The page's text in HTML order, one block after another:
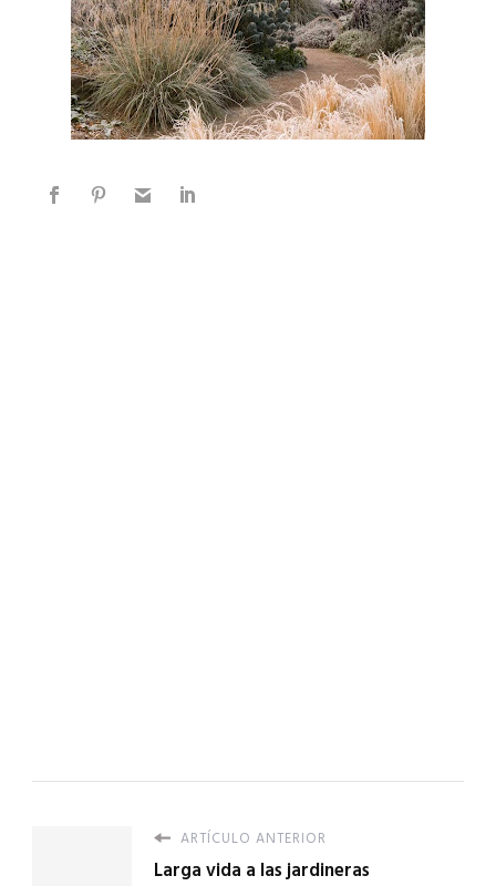
ARTÍCULO ANTERIOR
Larga vida a las jardineras